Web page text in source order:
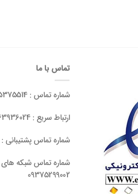
تماس با ما
شماره تماس : 02155375514
ارتباط سریع : 09963936024
شماره تماس پشتیبانی : 09375299002
شماره تماس شبکه های
09375299002